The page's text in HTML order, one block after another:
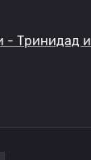
Тринидад и